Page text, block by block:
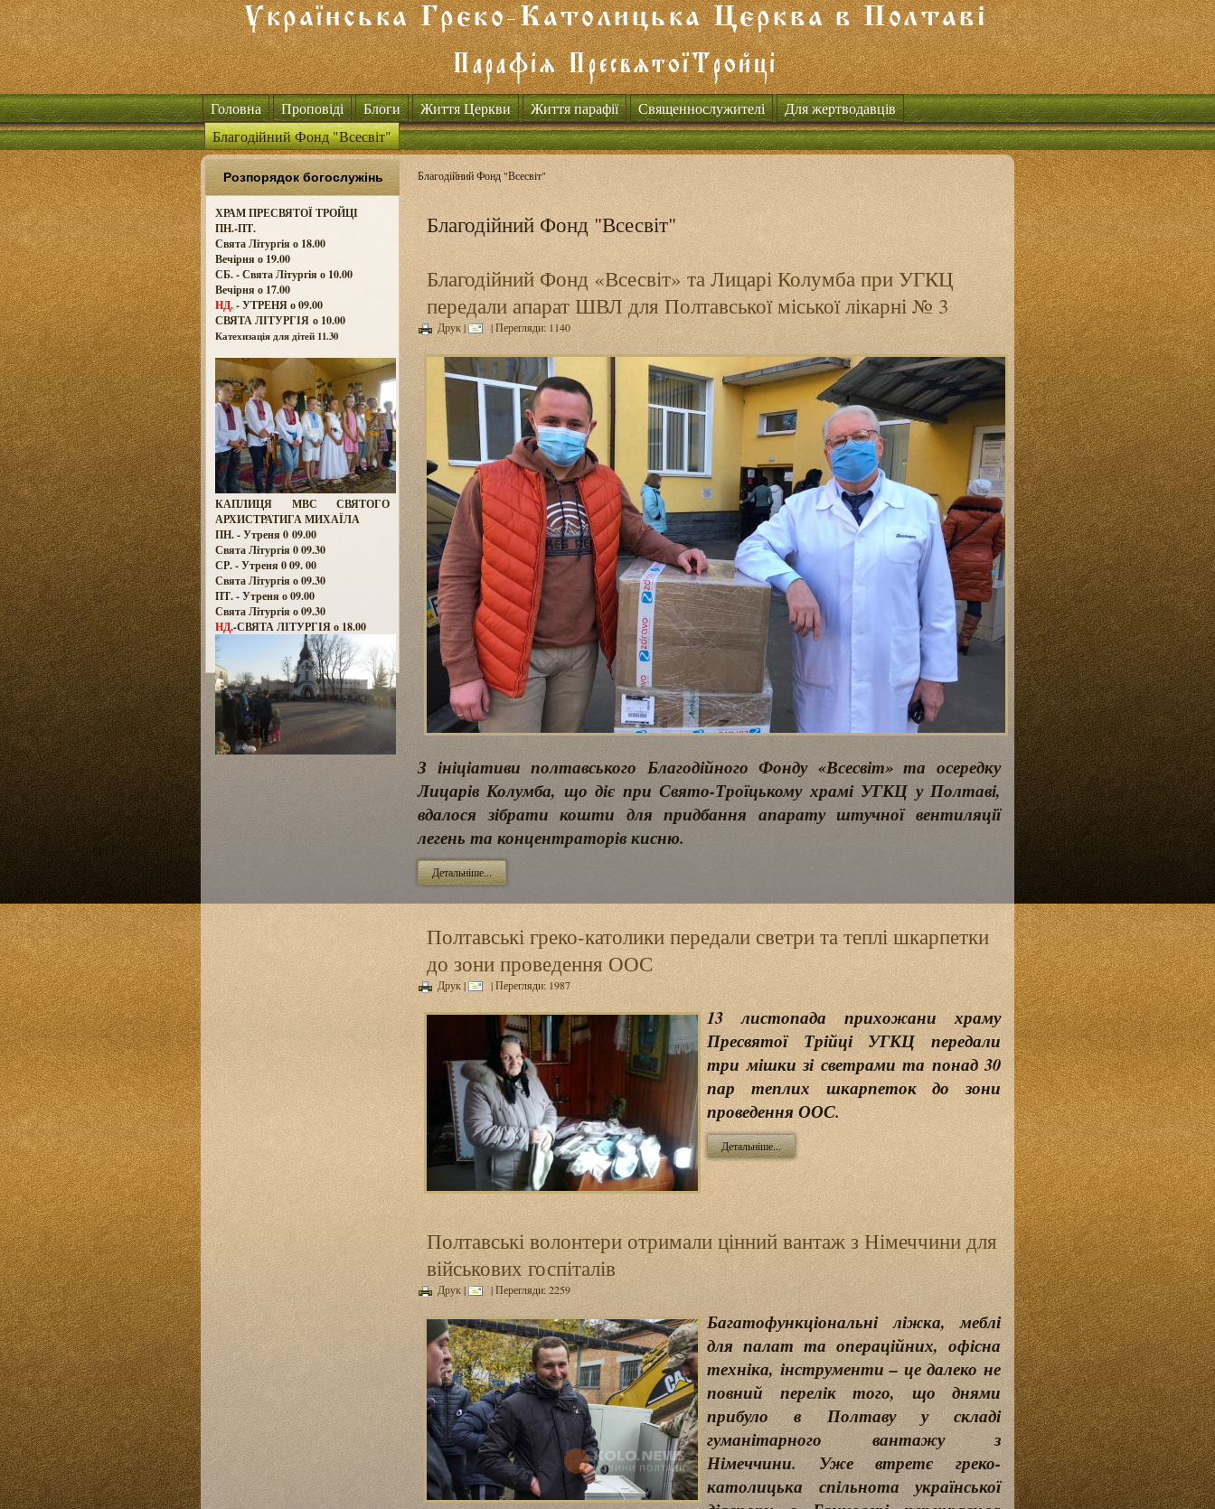
Головна Проповіді Блоги Життя Церкви Життя парафії Священнослужителі
Для жертводавців
Благодійний Фонд "Всесвіт"
Розпорядок богослужінь
ХРАМ ПРЕСВЯТОЇ ТРОЙЦІ
ПН.-ПТ.
Свята Літургія о 18.00
Вечірня о 19.00
СБ. - Свята Літургія о 10.00
Вечірня о 17.00
НД.- УТРЕНЯ о 09.00
СВЯТА ЛІТУРГІЯ о 10.00
Катехизація для дітей 11.30
КАПЛИЦЯ МВС СВЯТОГО
АРХИСТРАТИГА МИХАЇЛА
ПН. - Утреня 0 09.00
Свята Літургія 0 09.30
СР. - Утреня 0 09. 00
Свята Літургія о 09.30
ПТ. - Утреня о 09.00
Свята Літургія о 09.30
НД.-СВЯТА ЛІТУРГІЯ о 18.00
Благодійний Фонд "Всесвіт"
Благодійний Фонд "Всесвіт"
Благодійний Фонд «Всесвіт» та Лицарі Колумба при УГКЦ
передали апарат ШВЛ для Полтавської міської лікарні № 3
Друк| | Перегляди: 1140
З ініціативи полтавського Благодійного Фонду «Всесвіт» та осередку
Лицарів Колумба, що діє при Свято-Троїцькому храмі УГКЦ у Полтаві,
вдалося зібрати кошти для придбання апарату штучної вентиляції
легень та концентраторів кисню.
Детальніше...
Полтавські греко-католики передали светри та теплі шкарпетки
до зони проведення ООС
Друк| | Перегляди: 1987
13 листопада прихожани храму
Пресвятої Трійці УГКЦ передали
три мішки зі светрами та понад 30
пар теплих шкарпеток до зони
проведення ООС.
Детальніше...
Полтавські волонтери отримали цінний вантаж з Німеччини для
військових госпіталів
Друк| | Перегляди: 2259
Багатофункціональні ліжка, меблі
для палат та операційних, офісна
техніка, інструменти – це далеко не
повний перелік того, що днями
прибуло в Полтаву у складі
гуманітарного вантажу з
Німеччини. Уже втретє греко-
католицька спільнота української